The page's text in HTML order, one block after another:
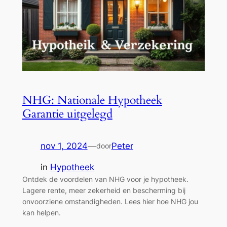
NHG: Nationale Hypotheek
Garantie uitgelegd
nov 1, 2024—doorPeter
in Hypotheek
Ontdek de voordelen van NHG voor je hypotheek.
Lagere rente, meer zekerheid en bescherming bij
onvoorziene omstandigheden. Lees hier hoe NHG jou
kan helpen.